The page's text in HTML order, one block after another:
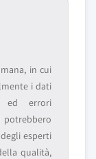
in cui
i dati
ed errori
potrebbero
esperti
qualità,